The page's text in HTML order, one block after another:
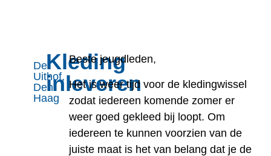
De
Uithof,
Den
Haag
Kleding
inleveren
Beste jeugdleden,
Het is weer tijd voor de kledingwissel
zodat iedereen komende zomer er
weer goed gekleed bij loopt. Om
iedereen te kunnen voorzien van de
juiste maat is het van belang dat je de